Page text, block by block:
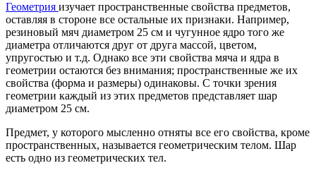
Геометрия изучает пространственные свойства предметов,
оставляя в стороне все остальные их признаки. Например,
резиновый мяч диаметром 25 см и чугунное ядро того же
диаметра отличаются друг от друга массой, цветом,
упругостью и т.д. Однако все эти свойства мяча и ядра в
геометрии остаются без внимания; пространственные же их
свойства (форма и размеры) одинаковы. С точки зрения
геометрии каждый из этих предметов представляет шар
диаметром 25 см.
Предмет, у которого мысленно отняты все его свойства, кроме
пространственных, называется геометрическим телом. Шар
есть одно из геометрических тел.